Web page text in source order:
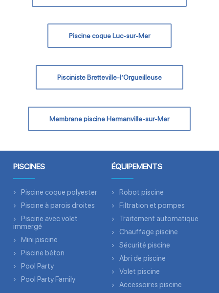
Piscine coque Luc-sur-Mer
Pisciniste Bretteville-l’Orgueilleuse
Membrane piscine Hermanville-sur-Mer
PISCINES
Piscine coque polyester
Piscine à parois droites
Piscine avec volet
immergé
Mini piscine
Piscine béton
Pool Party
Pool Party Family
ÉQUIPEMENTS
Robot piscine
Filtration et pompes
Traitement automatique
Chauffage piscine
Sécurité piscine
Abri de piscine
Volet piscine
Accessoires piscine